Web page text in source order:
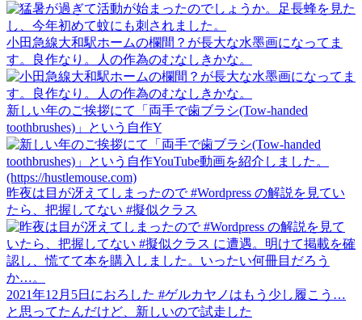
小田急線大和駅ホームの欄間？が長大な水墨画になってま
す。良作なり。人の作為のむなしきかな。
新しい年のご挨拶にて「両手で歯ブラシ(Tow-handed
toothbrushes)」という自作Y
昨夜は目が冴えてしまったので #Wordpress の解説を見てい
たら、把握してない #擬似クラス
2021年12月5日におろした #ゲルカヤノはもう少し履こう…
と思ってたんだけど、新しいので試走した